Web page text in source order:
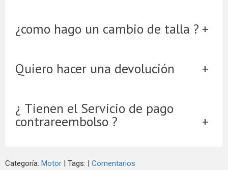
¿como hago un cambio de talla ?
Quiero hacer una devolución
¿ Tienen el Servicio de pago
contrareembolso ?
Categoría: Motor Tags: Comentarios